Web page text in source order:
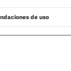
de uso